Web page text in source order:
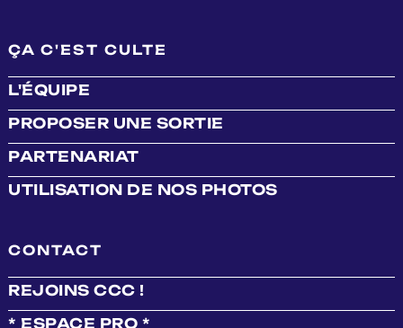
ÇA C'EST CULTE
L'ÉQUIPE
PROPOSER UNE SORTIE
PARTENARIAT
UTILISATION DE NOS PHOTOS
CONTACT
REJOINS CCC !
* ESPACE PRO *